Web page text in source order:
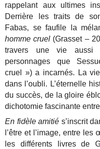
rappelant aux ultimes
Derrière les traits de
Fabas, se faufile la
homme cruel (Grasset –
travers une vie aussi
personnages que
cruel ») a incarnés. La
dans l’oubli. L’éternelle
du succès, de la gloire
dichotomie fascinante entre
En fidèle amitié s’inscrit
l’être et l’image, entre
les différents livres de